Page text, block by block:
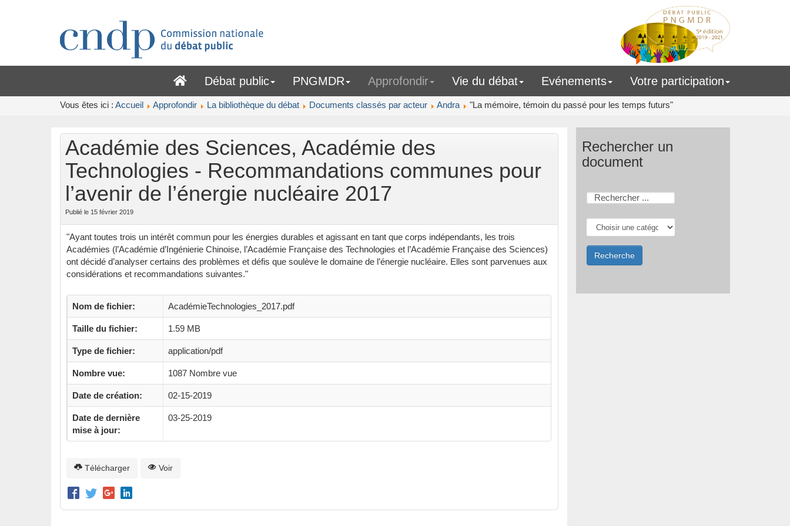
Débat public PNGMDR Approfondir Vie du débat Evénements Votre participation
Vous êtes ici : Accueil Approfondir La bibliothèque du débat Documents classés par acteur Andra "La mémoire, témoin du passé pour les temps futurs"
Académie des Sciences, Académie des
Technologies - Recommandations communes pour
l’avenir de l’énergie nucléaire 2017
Publié le 15 février 2019
"Ayant toutes trois un intérêt commun pour les énergies durables et agissant en tant que corps indépendants, les trois
Académies (l’Académie d’Ingénierie Chinoise, l’Académie Française des Technologies et l’Académie Française des Sciences)
ont décidé d’analyser certains des problèmes et défis que soulève le domaine de l’énergie nucléaire. Elles sont parvenues aux
considérations et recommandations suivantes."
Nom de fichier: AcadémieTechnologies_2017.pdf
Taille du fichier: 1.59 MB
Type de fichier: application/pdf
Nombre vue: 1087 Nombre vue
Date de création: 02-15-2019
Date de dernière
mise à jour:
03-25-2019
Télécharger Voir
Rechercher un
document